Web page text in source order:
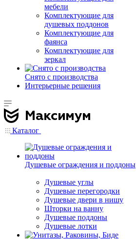
мебели
Комплектующие для
душевых поддонов
Комплектующие для
фаянса
Комплектующие для
зеркал
Снято с производства
Интерьерные решения
Каталог
Душевые ограждения и поддоны
Душевые углы
Душевые перегородки
Душевые двери в нишу
Шторки на ванну
Душевые поддоны
Душевые лотки